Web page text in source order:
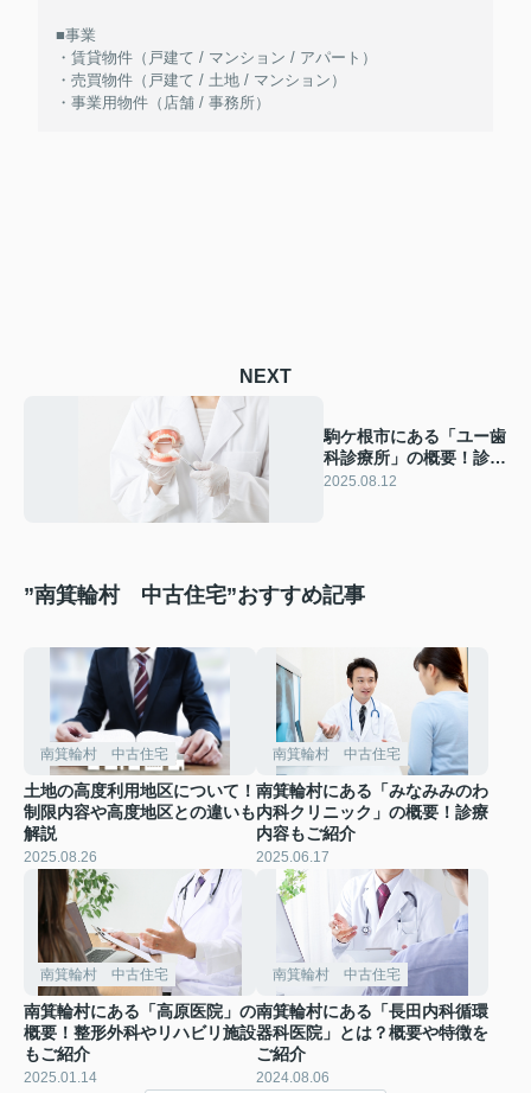
■事業
・賃貸物件（戸建て / マンション / アパート）
・売買物件（戸建て / 土地 / マンション）
・事業用物件（店舗 / 事務所）
NEXT
駒ケ根市にある「ユー歯
科診療所」の概要！診療
内容もご紹介
2025.08.12
”南箕輪村 中古住宅”おすすめ記事
南箕輪村 中古住宅
土地の高度利用地区について！
制限内容や高度地区との違いも
解説
2025.08.26
南箕輪村 中古住宅
南箕輪村にある「みなみみのわ
内科クリニック」の概要！診療
内容もご紹介
2025.06.17
南箕輪村 中古住宅
南箕輪村にある「高原医院」の
概要！整形外科やリハビリ施設
もご紹介
2025.01.14
南箕輪村 中古住宅
南箕輪村にある「長田内科循環
器科医院」とは？概要や特徴を
ご紹介
2024.08.06